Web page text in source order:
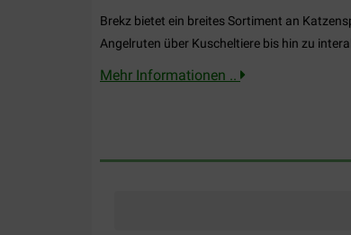
Brekz bietet ein breites Sortiment an
Angelruten über Kuscheltiere bis hin zu
Mehr Informationen ..